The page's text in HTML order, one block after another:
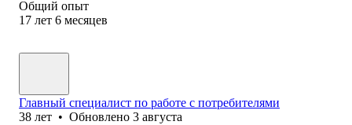
Общий опыт
17 лет 6 месяцев
Главный специалист по работе с потребителями
38 лет • Обновлено 3 августа